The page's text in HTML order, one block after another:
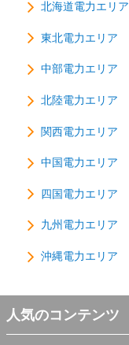
北海道電力エリア
東北電力エリア
中部電力エリア
北陸電力エリア
関西電力エリア
中国電力エリア
四国電力エリア
九州電力エリア
沖縄電力エリア
人気のコンテンツ